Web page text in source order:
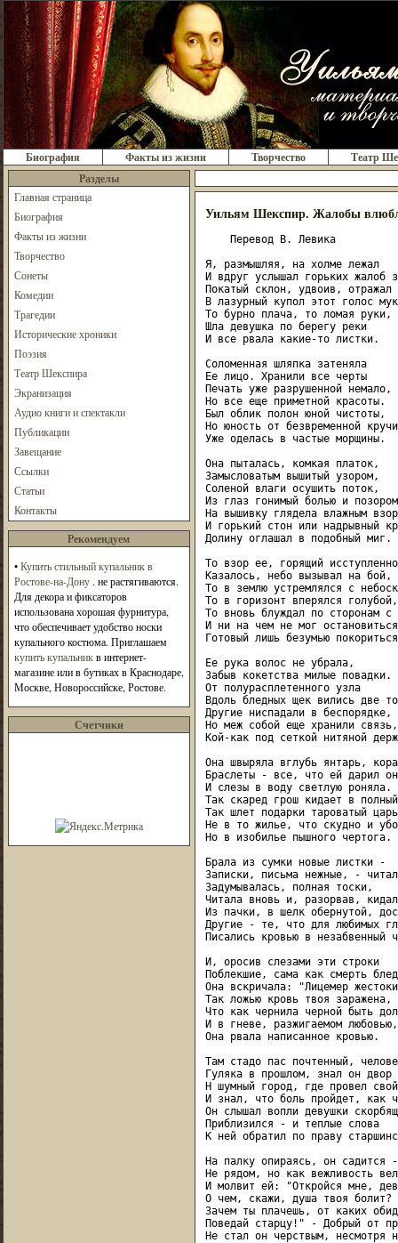
Биография Факты из жизни Творчество
Театр
Разделы
Главная страница
Биография
Факты из жизни
Творчество
Сонеты
Комедии
Трагедии
Исторические хроники
Поэзия
Театр Шекспира
Экранизация
Аудио книги и спектакли
Публикации
Завещание
Ссылки
Статьи
Контакты
Рекомендуем
•Купить стильный купальник в
Ростове-на-Дону. не растягиваются.
Для декора и фиксаторов
использована хорошая фурнитура,
что обеспечивает удобство носки
купального костюма. Приглашаем
купить купальникв интернет-
магазине или в бутиках в Краснодаре,
Москве, Новороссийске, Ростове.
Счетчики
Уильям Шекспир. Жалобы
    Перевод В. Левика
Я, размышляя, на холме лежал
И вдруг услышал горьких жалоб
Покатый склон, удвоив, отражал
В лазурный купол этот голос
То бурно плача, то ломая руки,
Шла девушка по берегу реки
И все рвала какие-то листки.
Соломенная шляпка затеняла
Ее лицо. Хранили все черты
Печать уже разрушенной немало,
Но все еще приметной красоты.
Был облик полон юной чистоты,
Но юность от безвременной
Уже оделась в частые морщины.
Она пыталась, комкая платок,
Замысловатым вышитый узором,
Соленой влаги осушить поток,
Из глаз гонимый болью и
На вышивку глядела влажным
И горький стон или надрывный
Долину оглашал в подобный миг.
То взор ее, горящий
Казалось, небо вызывал на бой,
То в землю устремлялся с
То в горизонт вперялся голубой,
То вновь блуждал по сторонам с
И ни на чем не мог
Готовый лишь безумью
Ее рука волос не убрала,
Забыв кокетства милые повадки.
От полурасплетенного узла
Вдоль бледных щек вились две
Другие ниспадали в беспорядке,
Но меж собой еще хранили связь,
Кой-как под сеткой нитяной
Она швыряла вглубь янтарь,
Браслеты - все, что ей дарил
И слезы в воду светлую роняла.
Так скаред грош кидает в
Так шлет подарки тароватый царь
Не в то жилье, что скудно и
Но в изобилье пышного чертога.
Брала из сумки новые листки -
Записки, письма нежные, -
Задумывалась, полная тоски,
Читала вновь и, разорвав,
Из пачки, в шелк обернутой,
Другие - те, что для любимых
Писались кровью в незабвенный
И, оросив слезами эти строки
Поблекшие, сама как смерть
Она вскричала: "Лицемер
Так ложью кровь твоя заражена,
Что как чернила черной быть
И в гневе, разжигаемом любовью,
Она рвала написанное кровью.
Там стадо пас почтенный,
Гуляка в прошлом, знал он двор
Н шумный город, где провел
И знал, что боль пройдет, как
Он слышал вопли девушки
Приблизился - и теплые слова
К ней обратил по праву
На палку опираясь, он садится -
Не рядом, но как вежливость
И молвит ей: "Откройся мне,
О чем, скажи, душа твоя болит?
Зачем ты плачешь, от каких
Поведай старцу!" - Добрый от
Не стал он черствым, несмотря